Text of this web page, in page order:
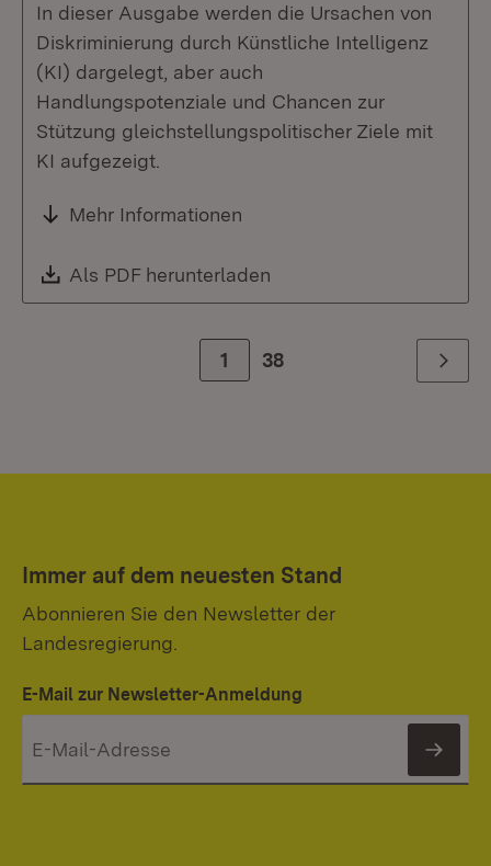
In dieser Ausgabe werden die Ursachen von
Diskriminierung durch Künstliche Intelligenz
(KI) dargelegt, aber auch
Handlungspotenziale und Chancen zur
Stützung gleichstellungspolitischer Ziele mit
KI aufgezeigt.
Mehr Informationen
Download:
Als PDF herunterladen
Zur Seite
1 38 Weiter
Immer auf dem neuesten Stand
Abonnieren Sie den Newsletter der
Landesregierung.
E-Mail zur Newsletter-Anmeldung